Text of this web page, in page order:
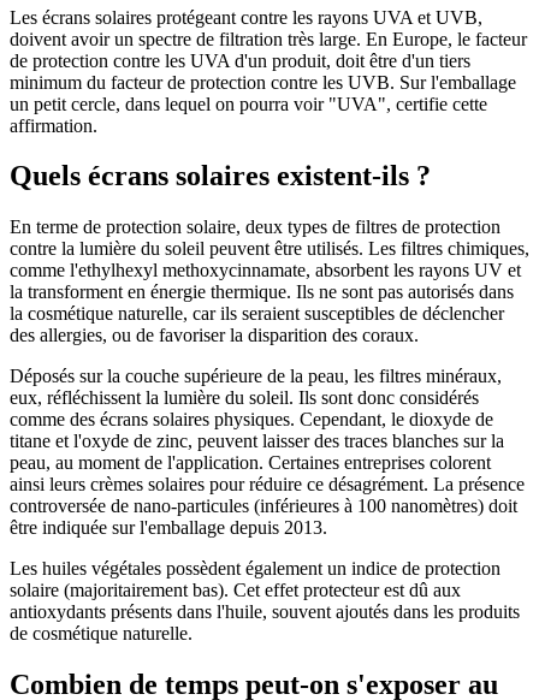
Les écrans solaires protégeant contre les rayons UVA et UVB,
doivent avoir un spectre de filtration très large. En Europe, le facteur
de protection contre les UVA d'un produit, doit être d'un tiers
minimum du facteur de protection contre les UVB. Sur l'emballage
un petit cercle, dans lequel on pourra voir "UVA", certifie cette
affirmation.
Quels écrans solaires existent-ils ?
En terme de protection solaire, deux types de filtres de protection
contre la lumière du soleil peuvent être utilisés. Les filtres chimiques,
comme l'ethylhexyl methoxycinnamate, absorbent les rayons UV et
la transforment en énergie thermique. Ils ne sont pas autorisés dans
la cosmétique naturelle, car ils seraient susceptibles de déclencher
des allergies, ou de favoriser la disparition des coraux.
Déposés sur la couche supérieure de la peau, les filtres minéraux,
eux, réfléchissent la lumière du soleil. Ils sont donc considérés
comme des écrans solaires physiques. Cependant, le dioxyde de
titane et l'oxyde de zinc, peuvent laisser des traces blanches sur la
peau, au moment de l'application. Certaines entreprises colorent
ainsi leurs crèmes solaires pour réduire ce désagrément. La présence
controversée de nano-particules (inférieures à 100 nanomètres) doit
être indiquée sur l'emballage depuis 2013.
Les huiles végétales possèdent également un indice de protection
solaire (majoritairement bas). Cet effet protecteur est dû aux
antioxydants présents dans l'huile, souvent ajoutés dans les produits
de cosmétique naturelle.
Combien de temps peut-on s'exposer au